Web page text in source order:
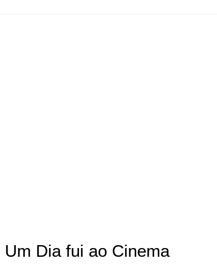
Um Dia fui ao Cinema